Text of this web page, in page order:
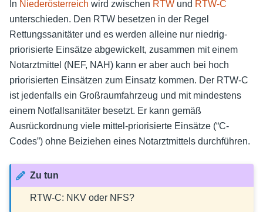
In Niederösterreich wird zwischen RTW und RTW-C
unterschieden. Den RTW besetzen in der Regel
Rettungssanitäter und es werden alleine nur niedrig-
priorisierte Einsätze abgewickelt, zusammen mit einem
Notarztmittel (NEF, NAH) kann er aber auch bei hoch
priorisierten Einsätzen zum Einsatz kommen. Der RTW-C
ist jedenfalls ein Großraumfahrzeug und mit mindestens
einem Notfallsanitäter besetzt. Er kann gemäß
Ausrückordnung viele mittel-priorisierte Einsätze (“C-
Codes”) ohne Beiziehen eines Notarztmittels durchführen.
Zu tun
RTW-C: NKV oder NFS?